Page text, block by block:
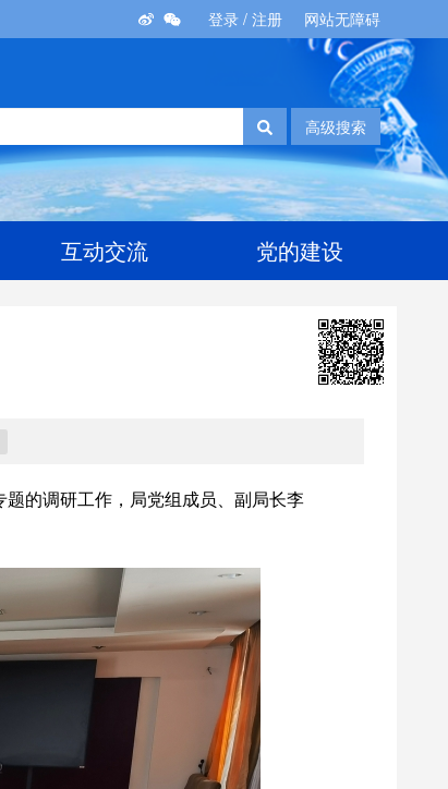
登录 / 注册 网站无障碍
高级搜索
互动交流 党的建设
的调研工作，局党组成员、副局长李